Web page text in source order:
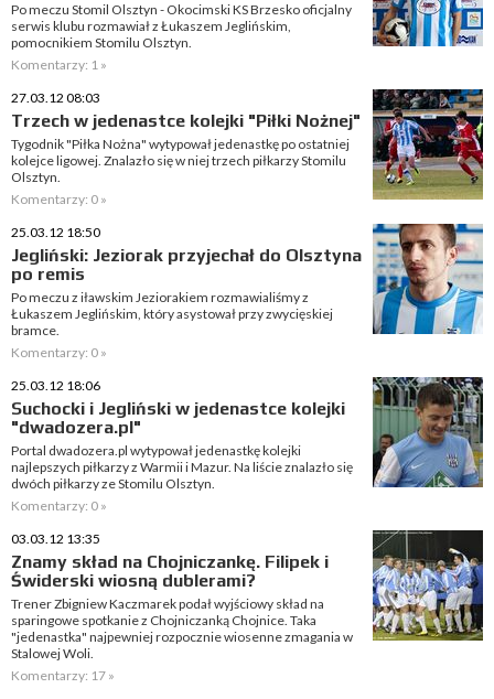
Po meczu Stomil Olsztyn - Okocimski KS Brzesko oficjalny
serwis klubu rozmawiał z Łukaszem Jeglińskim,
pomocnikiem Stomilu Olsztyn.
Komentarzy: 1 »
27.03.12 08:03
Trzech w jedenastce kolejki "Piłki Nożnej"
Tygodnik "Piłka Nożna" wytypował jedenastkę po ostatniej
kolejce ligowej. Znalazło się w niej trzech piłkarzy Stomilu
Olsztyn.
Komentarzy: 0 »
25.03.12 18:50
Jegliński: Jeziorak przyjechał do Olsztyna
po remis
Po meczu z iławskim Jeziorakiem rozmawialiśmy z
Łukaszem Jeglińskim, który asystował przy zwycięskiej
bramce.
Komentarzy: 0 »
25.03.12 18:06
Suchocki i Jegliński w jedenastce kolejki
"dwadozera.pl"
Portal dwadozera.pl wytypował jedenastkę kolejki
najlepszych piłkarzy z Warmii i Mazur. Na liście znalazło się
dwóch piłkarzy ze Stomilu Olsztyn.
Komentarzy: 0 »
03.03.12 13:35
Znamy skład na Chojniczankę. Filipek i
Świderski wiosną dublerami?
Trener Zbigniew Kaczmarek podał wyjściowy skład na
sparingowe spotkanie z Chojniczanką Chojnice. Taka
"jedenastka" najpewniej rozpocznie wiosenne zmagania w
Stalowej Woli.
Komentarzy: 17 »